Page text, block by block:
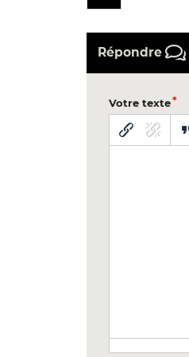
Répondre
Votre texte